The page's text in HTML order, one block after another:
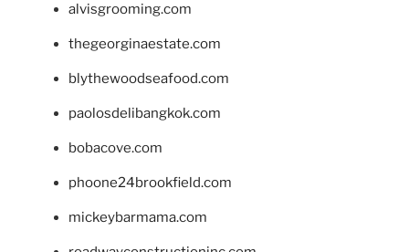
alvisgrooming.com
thegeorginaestate.com
blythewoodseafood.com
paolosdelibangkok.com
bobacove.com
phoone24brookfield.com
mickeybarmama.com